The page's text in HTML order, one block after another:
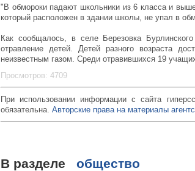
"В обмороки падают школьники из 6 класса и
который расположен в здании школы, не упал в
Как сообщалось, в селе Березовка
отравление детей. Детей разного возраста
неизвестным газом. Среди отравившихся 19
Просмотров: 4709
При использовании информации с сайта
обязательна. Авторские права на материалы
В разделе общество